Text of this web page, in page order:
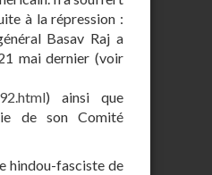
à la répression :
Basav Raj a
mai dernier (voir
) ainsi que
de son Comité
hindou-fasciste de